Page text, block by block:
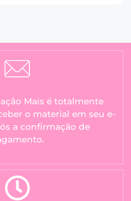
Mais é totalmente
o material em seu e-
a confirmação de